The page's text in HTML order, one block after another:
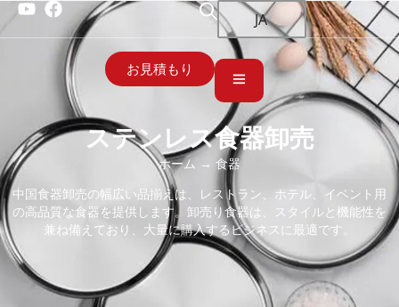
JA
お見積もり
ステンレス食器卸売
ホーム → 食器
中国食器卸売の幅広い品揃えは、レストラン、ホテル、イベント用
の高品質な食器を提供します。卸売り食器は、スタイルと機能性を
兼ね備えており、大量に購入するビジネスに最適です。